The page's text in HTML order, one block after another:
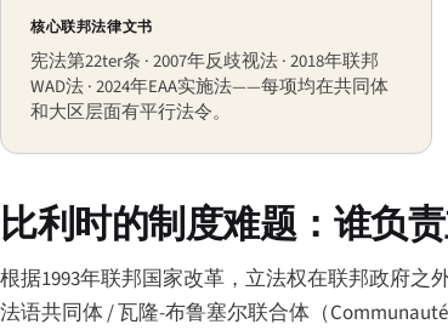
核心联邦法律文书
宪法第22ter条 · 2007年反歧视法 · 2018年联邦
WAD法 · 2024年EAA实施法——每项均在共同体
和大区层面有平行法令。
比利时的制度难题：谁负
根据1993年联邦国家改革，立法权在联邦政府
法语共同体 / 瓦隆-布鲁塞尔联合体（